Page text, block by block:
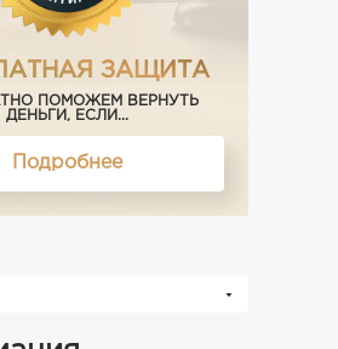
ЗАЩИТА
ПОМОЖЕМ ВЕРНУТЬ
ДЕНЬГИ, ЕСЛИ...
Подробнее